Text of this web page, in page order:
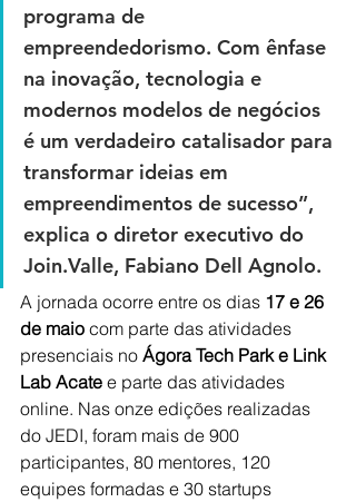
programa de
empreendedorismo. Com ênfase
na inovação, tecnologia e
modernos modelos de negócios
é um verdadeiro catalisador para
transformar ideias em
empreendimentos de sucesso”,
explica o diretor executivo do
Join.Valle, Fabiano Dell Agnolo.
A jornada ocorre entre os dias 17 e 26
de maio com parte das atividades
presenciais no Ágora Tech Park e Link
Lab Acate e parte das atividades
online. Nas onze edições realizadas
do JEDI, foram mais de 900
participantes, 80 mentores, 120
equipes formadas e 30 startups